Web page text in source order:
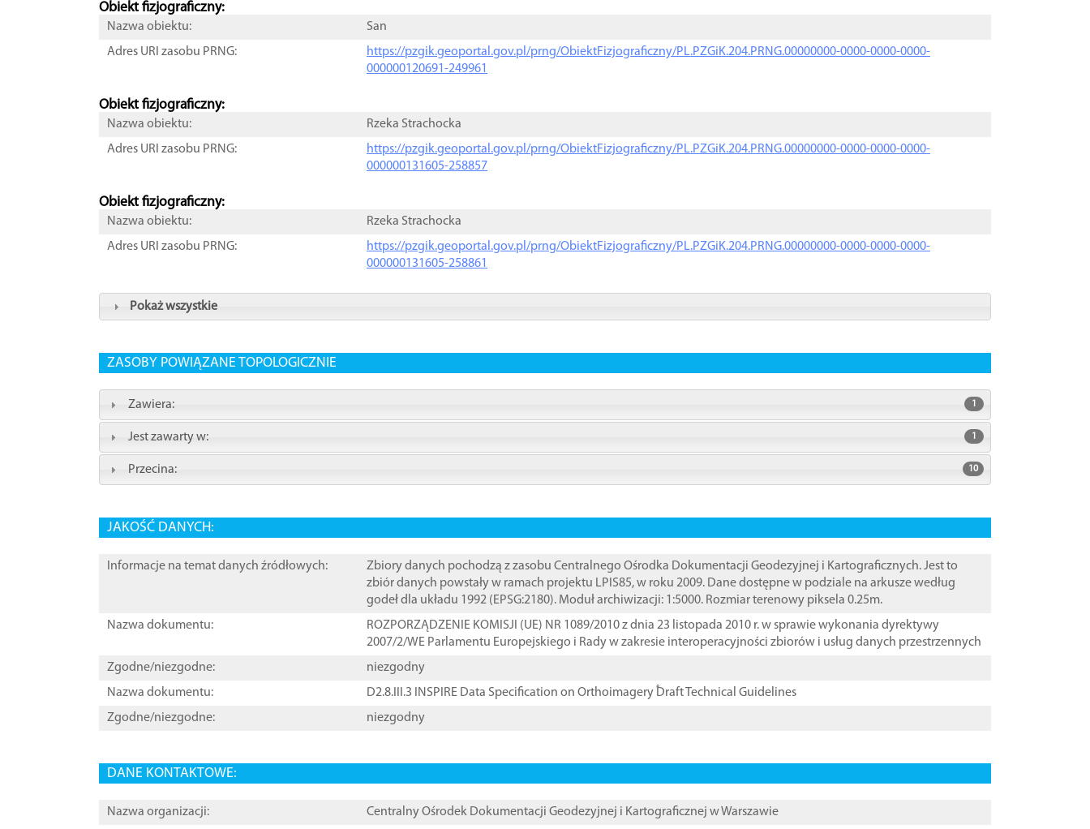
Obiekt fizjograficzny:
Nazwa obiektu:
San
Adres URI zasobu PRNG:
https://pzgik.geoportal.gov.pl/prng/ObiektFizjograficzny/PL.PZGiK.204.PRNG.00000000-0000-0000-0000-
000000120691-249961
Obiekt fizjograficzny:
Nazwa obiektu:
Rzeka Strachocka
Adres URI zasobu PRNG:
https://pzgik.geoportal.gov.pl/prng/ObiektFizjograficzny/PL.PZGiK.204.PRNG.00000000-0000-0000-0000-
000000131605-258857
Obiekt fizjograficzny:
Nazwa obiektu:
Rzeka Strachocka
Adres URI zasobu PRNG:
https://pzgik.geoportal.gov.pl/prng/ObiektFizjograficzny/PL.PZGiK.204.PRNG.00000000-0000-0000-0000-
000000131605-258861
Pokaż wszystkie
ZASOBY POWIĄZANE TOPOLOGICZNIE
Zawiera: 1
Jest zawarty w: 1
Przecina: 10
JAKOŚĆ DANYCH:
Informacje na temat danych źródłowych:
Zbiory danych pochodzą z zasobu Centralnego Ośrodka Dokumentacji Geodezyjnej i Kartograficznych. Jest to
zbiór danych powstały w ramach projektu LPIS85, w roku 2009. Dane dostępne w podziale na arkusze według
godeł dla układu 1992 (EPSG:2180). Moduł archiwizacji: 1:5000. Rozmiar terenowy piksela 0.25m.
Nazwa dokumentu:
ROZPORZĄDZENIE KOMISJI (UE) NR 1089/2010 z dnia 23 listopada 2010 r. w sprawie wykonania dyrektywy
2007/2/WE Parlamentu Europejskiego i Rady w zakresie interoperacyjności zbiorów i usług danych przestrzennych
Zgodne/niezgodne:
niezgodny
Nazwa dokumentu:
D2.8.III.3 INSPIRE Data Specification on Orthoimagery ֠Draft Technical Guidelines
Zgodne/niezgodne:
niezgodny
DANE KONTAKTOWE:
Nazwa organizacji: Centralny Ośrodek Dokumentacji Geodezyjnej i Kartograficznej w Warszawie